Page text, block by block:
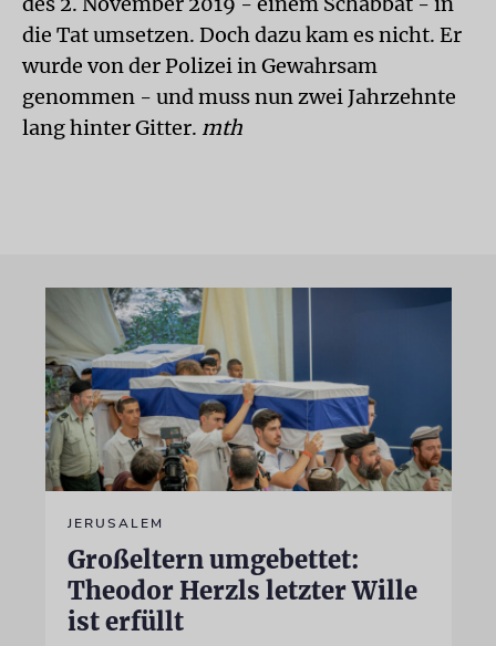
die Tat umsetzen. Doch dazu kam es nicht. Er
wurde von der Polizei in Gewahrsam
genommen - und muss nun zwei Jahrzehnte
lang hinter Gitter. mth
JERUSALEM
Großeltern umgebettet:
Theodor Herzls letzter Wille
ist erfüllt